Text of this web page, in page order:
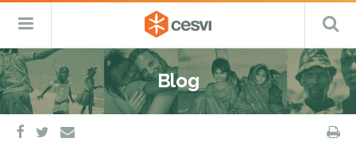
Salta
al
contenuto
CESVI
Fondazione
–
ETS
Cooperazione,
Emergenza
e
Sviluppo
Menu
Blog
facebook
twitter
e-